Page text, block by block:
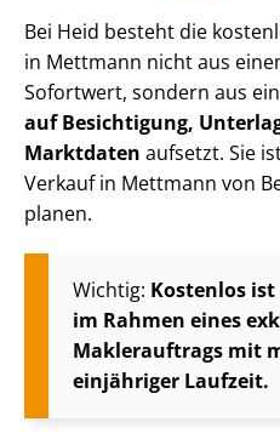
Bei Heid besteht die
in Mettmann nicht aus
Sofortwert, sondern aus
auf Besichtigung,
Marktdaten aufsetzt. Sie
Verkauf in Mettmann von
planen.
Wichtig: Kostenlos
im Rahmen eines
Maklerauftrags mit
einjähriger Laufzeit.